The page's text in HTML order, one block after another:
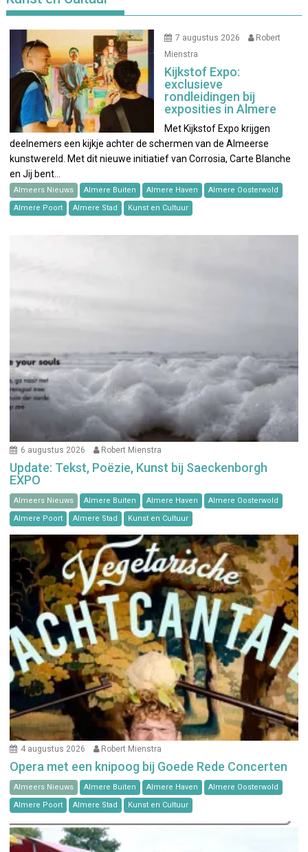
7 augustus 2026
Robert
Mienstra
Kijkstof Expo:
exclusieve
rondleidingen bij
exposities in Almere
Met Kijkstof Expo krijgen
deelnemers een kijkje achter de schermen van de Almeerse
kunstwereld. Met dit nieuwe initiatief van Corrosia, Carte Blanche
en Jij bent…
Almeers Nieuws Almere Buiten Almere Haven
Almere Oosterwold
Almere Poort
Almere Stad Kunst en Cultuur
6 augustus 2026 Robert Mienstra
Update: Tekst, Poëzie, Kunst bij Saeckenborgh
EXPO
Almeers Nieuws Almere Buiten Almere Haven
Almere Oosterwold
Almere Poort
Almere Stad Kunst en Cultuur
4 augustus 2026 Robert Mienstra
Opera met een knipoog bij Goede Rede Concerten
Almeers Nieuws Almere Buiten Almere Haven
Almere Oosterwold
Almere Poort
Almere Stad Kunst en Cultuur